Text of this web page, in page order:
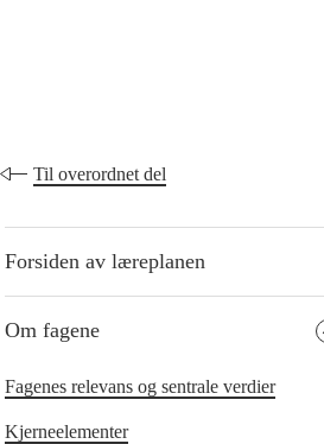
Til overordnet del
Forsiden av læreplanen
Om fagene
Fagenes relevans og sentrale verdier
Kjerneelementer